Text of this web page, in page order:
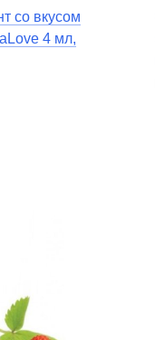
со вкусом
4 мл,